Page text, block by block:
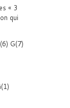
« 3
qui
G(7)